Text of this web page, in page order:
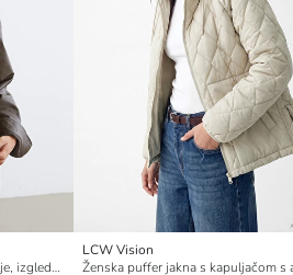
Ženska jakna s ovratnikom košulje, izgledom kože i plišem
LCW Vision